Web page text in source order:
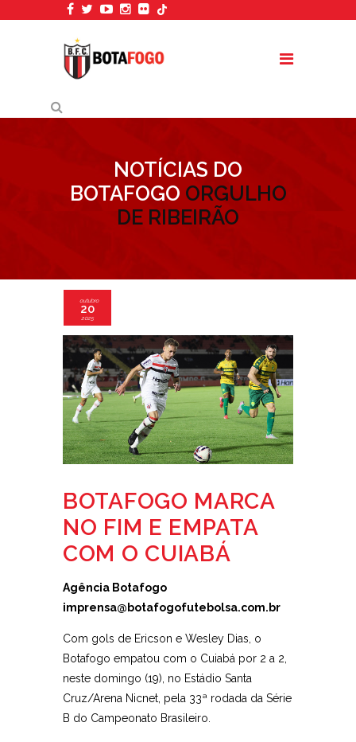
NOTÍCIAS DO
BOTAFOGO ORGULHO
DE RIBEIRÃO
outubro
20
2025
BOTAFOGO MARCA
NO FIM E EMPATA
COM O CUIABÁ
Agência Botafogo
imprensa@botafogofutebolsa.com.br
Com gols de Ericson e Wesley Dias, o
Botafogo empatou com o Cuiabá por 2 a 2,
neste domingo (19), no Estádio Santa
Cruz/Arena Nicnet, pela 33ª rodada da Série
B do Campeonato Brasileiro.